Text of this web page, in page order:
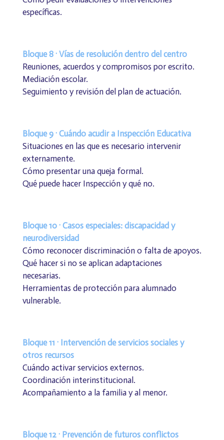
específicas.
Bloque 8 · Vías de resolución dentro del centro
Reuniones, acuerdos y compromisos por escrito.
Mediación escolar.
Seguimiento y revisión del plan de actuación.
Bloque 9 · Cuándo acudir a Inspección Educativa
Situaciones en las que es necesario intervenir
externamente.
Cómo presentar una queja formal.
Qué puede hacer Inspección y qué no.
Bloque 10 · Casos especiales: discapacidad y
neurodiversidad
Cómo reconocer discriminación o falta de apoyos.
Qué hacer si no se aplican adaptaciones
necesarias.
Herramientas de protección para alumnado
vulnerable.
Bloque 11 · Intervención de servicios sociales y
otros recursos
Cuándo activar servicios externos.
Coordinación interinstitucional.
Acompañamiento a la familia y al menor.
Bloque 12 · Prevención de futuros conflictos